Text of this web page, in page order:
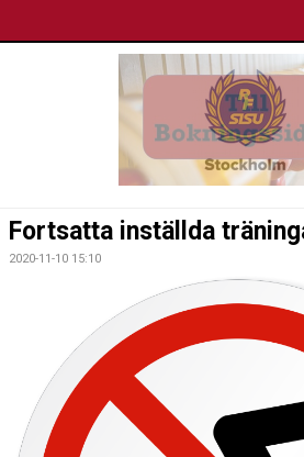
INTRESSEANMÄLAN
NYHETER
BILDGALLERI
DOKUMENT
Fortsatta inställda
2020-11-10 15:10